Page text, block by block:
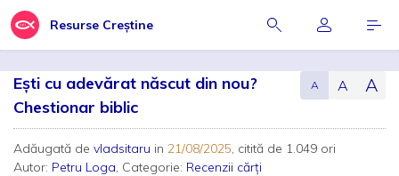
Resurse Creștine
Ești cu adevărat născut din nou?
Chestionar biblic
A A A
Adăugată de vladsitaru in 21/08/2025, citită de 1.049 ori
Autor: Petru Loga, Categorie: Recenzii cărți